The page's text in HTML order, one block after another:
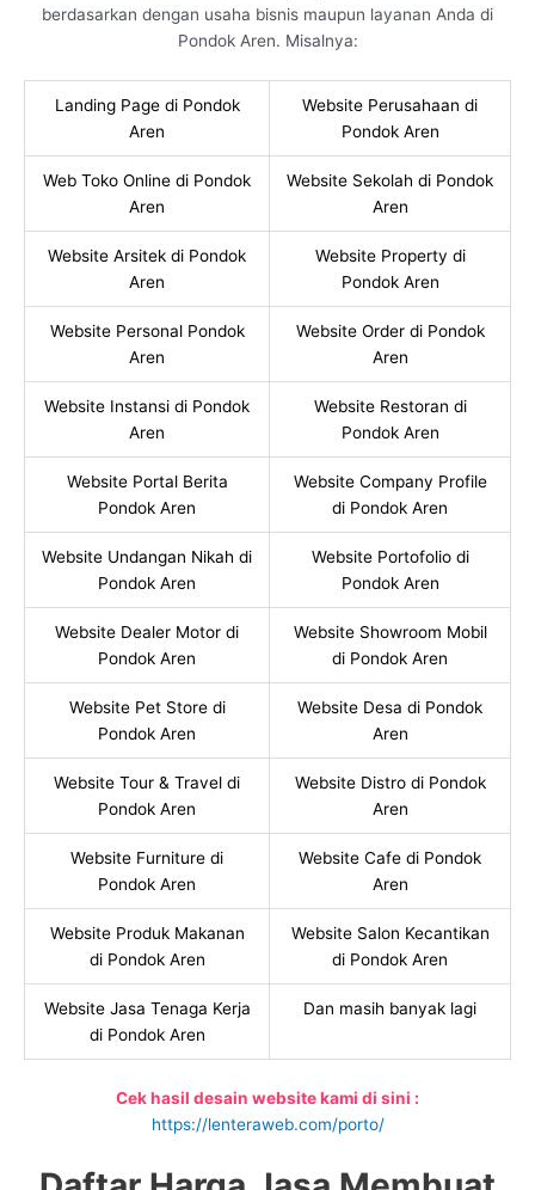
berdasarkan dengan usaha bisnis maupun layanan Anda di
Pondok Aren. Misalnya:
Landing Page di Pondok
Aren
Website Perusahaan di
Pondok Aren
Web Toko Online di Pondok
Aren
Website Sekolah di Pondok
Aren
Website Arsitek di Pondok
Aren
Website Property di
Pondok Aren
Website Personal Pondok
Aren
Website Order di Pondok
Aren
Website Instansi di Pondok
Aren
Website Restoran di
Pondok Aren
Website Portal Berita
Pondok Aren
Website Company Profile
di Pondok Aren
Website Undangan Nikah di
Pondok Aren
Website Portofolio di
Pondok Aren
Website Dealer Motor di
Pondok Aren
Website Showroom Mobil
di Pondok Aren
Website Pet Store di
Pondok Aren
Website Desa di Pondok
Aren
Website Tour & Travel di
Pondok Aren
Website Distro di Pondok
Aren
Website Furniture di
Pondok Aren
Website Cafe di Pondok
Aren
Website Produk Makanan
di Pondok Aren
Website Salon Kecantikan
di Pondok Aren
Website Jasa Tenaga Kerja
di Pondok Aren
Dan masih banyak lagi
Cek hasil desain website kami di sini :
https://lenteraweb.com/porto/